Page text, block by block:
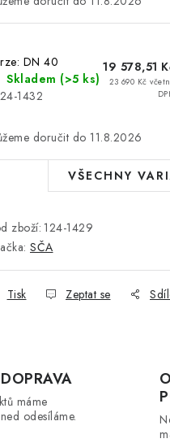
DN 40
Skladem (>5 ks)
1432
19 578,51
23 690 Kč
11.8.2026
VŠECHNY
zboží: 124-1429
SČA
Tisk Zeptat se
máme
odesíláme.